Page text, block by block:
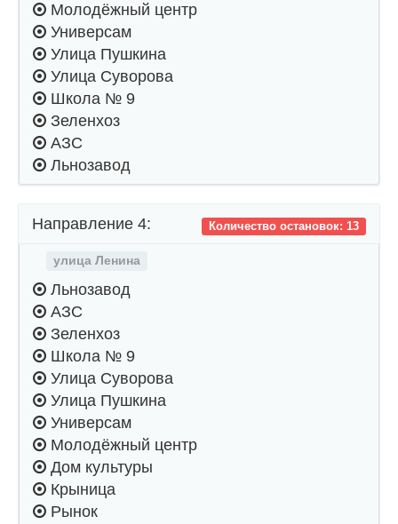
Молодёжный центр
Универсам
Улица Пушкина
Улица Суворова
Школа № 9
Зеленхоз
АЗС
Льнозавод
Количество остановок: 13
Направление 4:
улица Ленина
Льнозавод
АЗС
Зеленхоз
Школа № 9
Улица Суворова
Улица Пушкина
Универсам
Молодёжный центр
Дом культуры
Крыница
Рынок